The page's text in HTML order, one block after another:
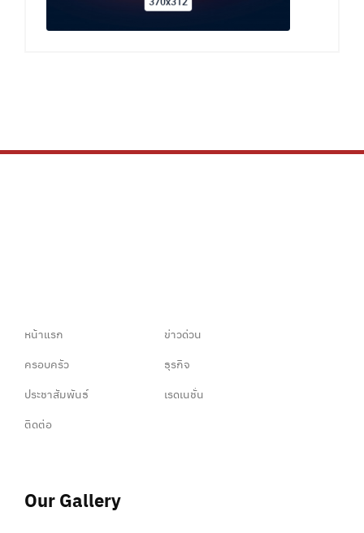
หน้าแรก
ข่าวด่วน
ครอบครัว
ธุรกิจ
ประชาสัมพันธ์
เรดเนชั่น
ติดต่อ
Our Gallery